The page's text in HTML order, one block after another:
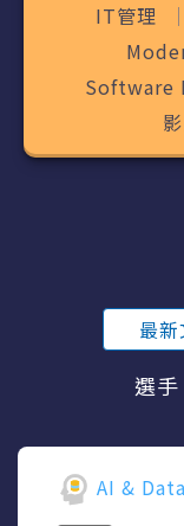
IT管理
Software
最
選手
AI & Data